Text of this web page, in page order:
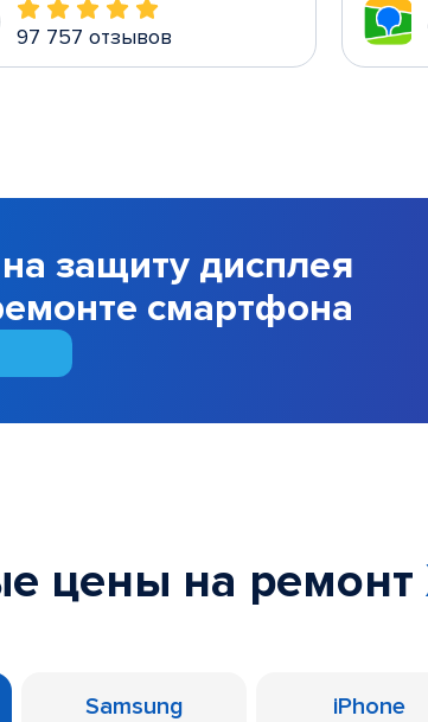
97 757 отзывов
на защиту дисплея
смартфона
цены на ремонт
Samsung iPhone